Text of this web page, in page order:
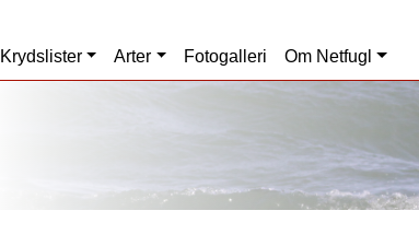
Krydslister Arter Fotogalleri Om Netfugl